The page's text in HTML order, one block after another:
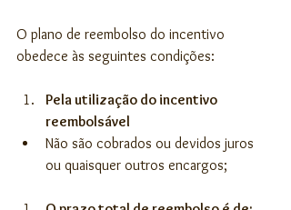
O plano de reembolso do incentivo
obedece às seguintes condições:
Pela utilização do incentivo
reembolsável
Não são cobrados ou devidos juros
ou quaisquer outros encargos;